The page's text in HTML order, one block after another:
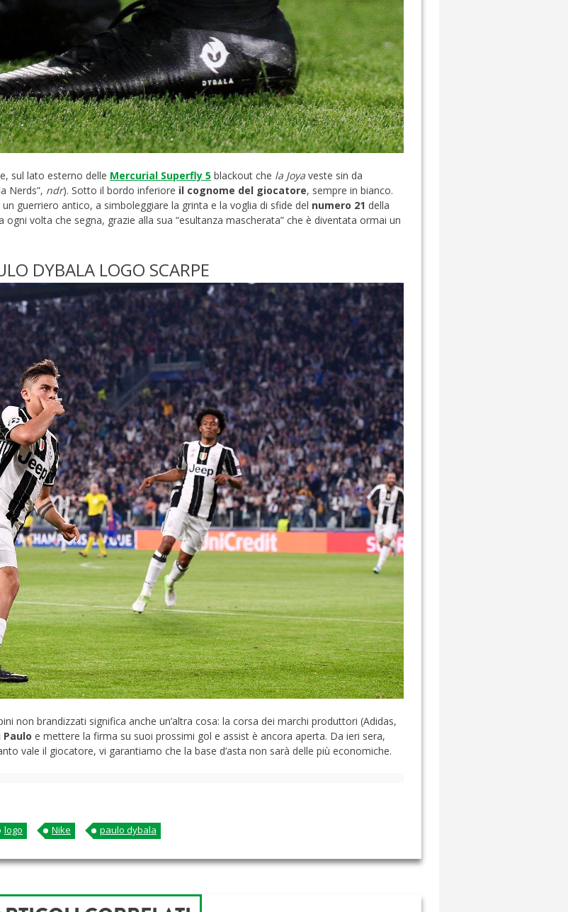
sul lato esterno delle Mercurial Superfly 5 blackout che la Joya veste sin da
Nerds”, ndr). Sotto il bordo inferiore il cognome del giocatore, sempre in bianco.
guerriero antico, a simboleggiare la grinta e la voglia di sfide del numero 21 della
volta che segna, grazie alla sua “esultanza mascherata” che è diventata ormai un
DYBALA LOGO SCARPE
non brandizzati significa anche un’altra cosa: la corsa dei marchi produttori (Adidas,
e mettere la firma su suoi prossimi gol e assist è ancora aperta. Da ieri sera,
vale il giocatore, vi garantiamo che la base d’asta non sarà delle più economiche.
logo Nike paulo dybala